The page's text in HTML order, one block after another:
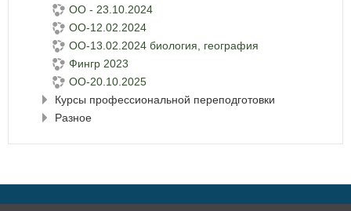
ОО - 23.10.2024
ОО-12.02.2024
ОО-13.02.2024 биология, география
Фингр 2023
ОО-20.10.2025
Курсы профессиональной переподготовки
Разное